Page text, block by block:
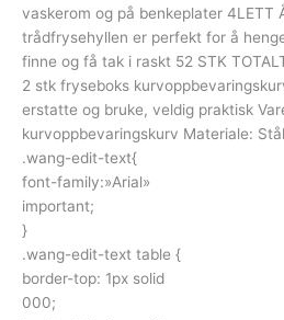
vaskerom og på benkeplater 4LETT
trådfrysehyllen er perfekt for å
finne og få tak i raskt 52 STK
2 stk fryseboks
erstatte og bruke, veldig praktisk
kurvoppbevaringskurv Materiale:
.wang-edit-text{
font-family:»Arial»
important;
}
.wang-edit-text table {
border-top: 1px solid
000;